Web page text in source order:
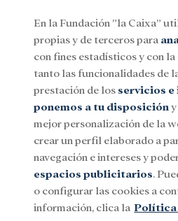
Menu
SocialInvestigación y becas
En la Fundación ”la Caixa”
propias y de terceros para
con fines estadísticos y con
tanto las funcionalidades de
prestación de los servicios
ponemos a tu disposición
mejor personalización de la
crear un perfil elaborado a
navegación e intereses y
espacios publicitarios.
o configurar las cookies a
información, clica la Política